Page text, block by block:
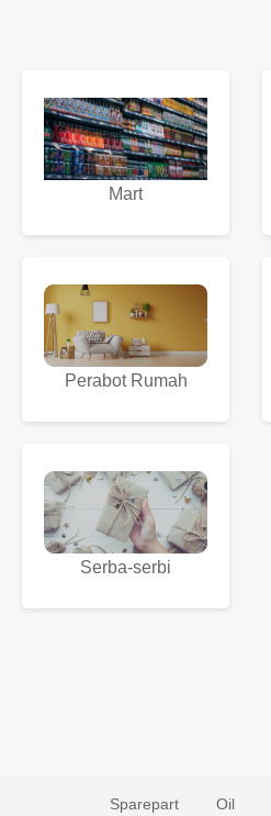
Mart
Perabot Rumah
Serba-serbi
Sparepart Oil